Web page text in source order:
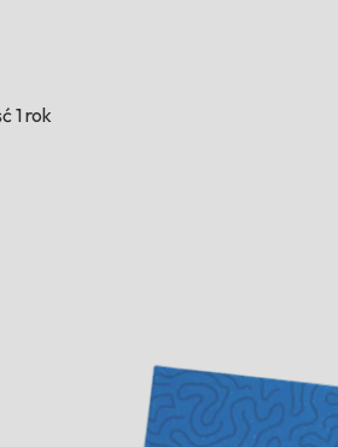
1 rok